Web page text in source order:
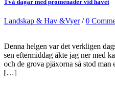
Två dagar med promenader vid havet
Landskap & Hav &Vyer/0
Denna helgen var det verkligen
sen eftermiddag åkte jag ner med
och de grova pjäxorna så stod
[…]